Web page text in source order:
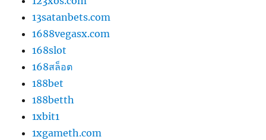
13satanbets.com
1688vegasx.com
168slot
168สล็อต
188bet
188betth
1xbit1
1xgameth.com